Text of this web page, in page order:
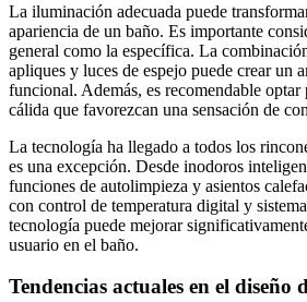
La iluminación adecuada puede
apariencia de un baño. Es importante
general como la específica. La
apliques y luces de espejo puede crear un
funcional. Además, es recomendable
cálida que favorezcan una sensación de
La tecnología ha llegado a todos los
es una excepción. Desde inodoros
funciones de autolimpieza y asientos
con control de temperatura digital y
tecnología puede mejorar
usuario en el baño.
Tendencias actuales en el diseño